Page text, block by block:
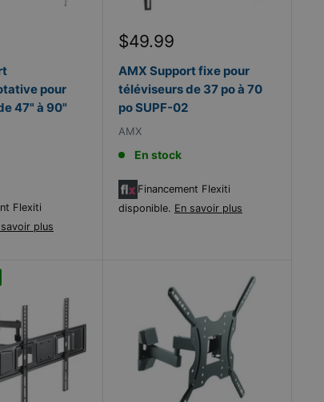
pour
47" à 90"
Flexiti
savoir plus
Prix
$49.99
AMX Support fixe pour
téléviseurs de 37 po à 70
po SUPF-02
AMX
En stock
Financement Flexiti
disponible. En savoir plus